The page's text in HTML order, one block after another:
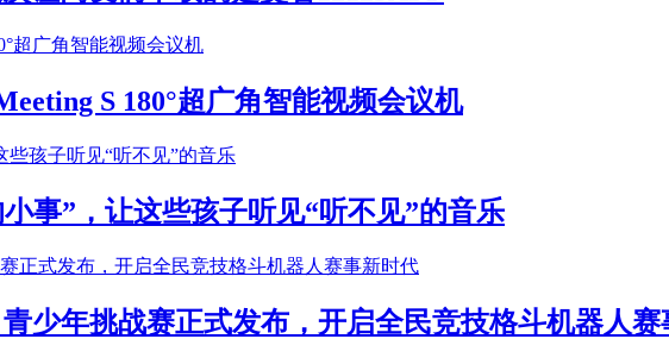
S 180°超广角智能视频会议机
事”，让这些孩子听见“听不见”的音乐
少年挑战赛正式发布，开启全民竞技格斗机器人赛